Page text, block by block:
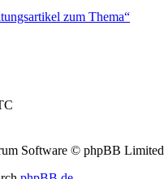
zum Thema“
Software © phpBB Limited